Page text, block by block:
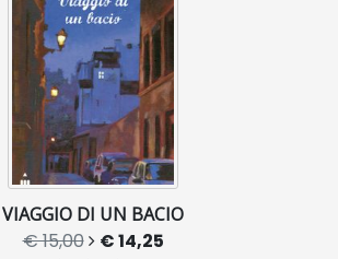
VIAGGIO DI UN BACIO
€ 15,00 € 14,25